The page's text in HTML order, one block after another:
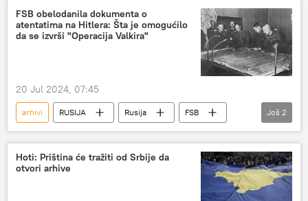
Miroslav Stojanović
revizija
FSB obelodanila dokumenta o
atentatima na Hitlera: Šta je omogućilo
da se izvrši "Operacija Valkira"
20 Jul 2024, 07:45
arhivi RUSIJA Rusija
FSB
Adolf Hitler
pokušaj atentata
Još 2
Hoti: Priština će tražiti od Srbije da
otvori arhive